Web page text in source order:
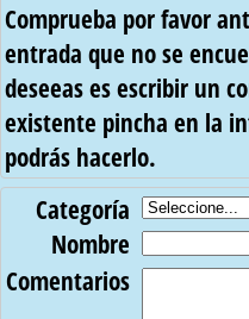
Comprueba por favor
entrada que no se
deseeas es escribir un
existente pincha en la
podrás hacerlo.
Categoría
Nombre
Comentarios